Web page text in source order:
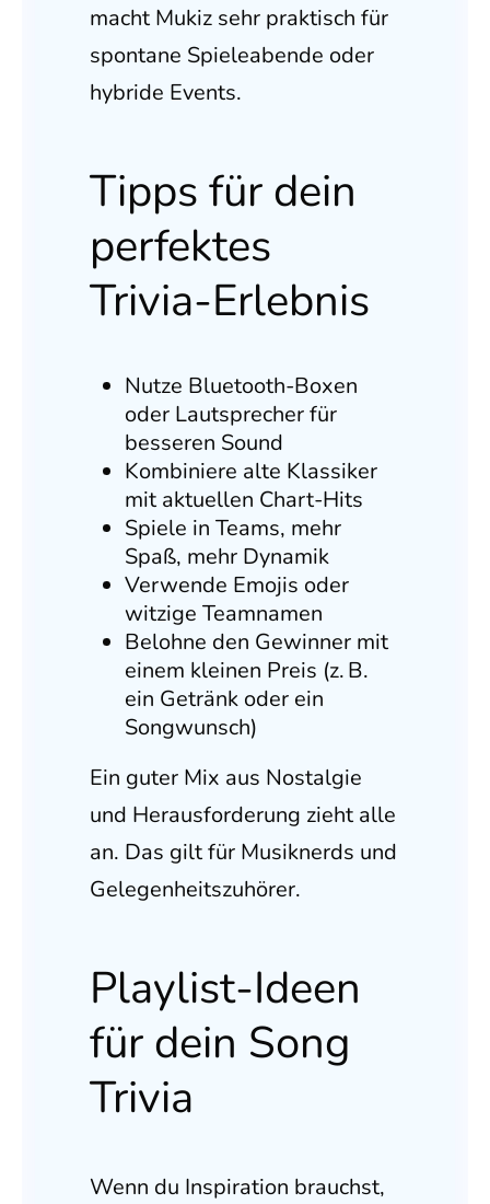
macht Mukiz sehr praktisch für
spontane Spieleabende oder
hybride Events.
Tipps für dein
perfektes
Trivia-Erlebnis
Nutze Bluetooth-Boxen
oder Lautsprecher für
besseren Sound
Kombiniere alte Klassiker
mit aktuellen Chart-Hits
Spiele in Teams, mehr
Spaß, mehr Dynamik
Verwende Emojis oder
witzige Teamnamen
Belohne den Gewinner mit
einem kleinen Preis (z. B.
ein Getränk oder ein
Songwunsch)
Ein guter Mix aus Nostalgie
und Herausforderung zieht alle
an. Das gilt für Musiknerds und
Gelegenheitszuhörer.
Playlist-Ideen
für dein Song
Trivia
Wenn du Inspiration brauchst,